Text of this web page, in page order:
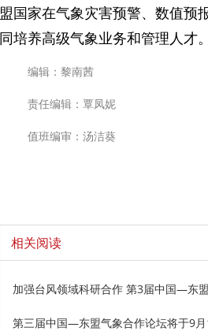
盟国家在气象灾害预警、数值预
同培养高级气象业务和管理人才。
编辑：黎南茜
责任编辑：覃凤妮
值班编审：汤洁葵
相关阅读
加强台风领域科研合作 第3届中国—东
第三届中国—东盟气象合作论坛将于9